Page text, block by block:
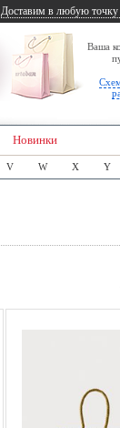
Ваша
Доставим в любую точку
Новинки
V W X Y